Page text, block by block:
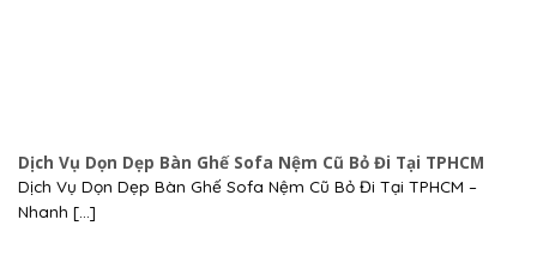
Dịch Vụ Dọn Dẹp Bàn Ghế Sofa Nệm Cũ Bỏ Đi Tại TPHCM
Dịch Vụ Dọn Dẹp Bàn Ghế Sofa Nệm Cũ Bỏ Đi Tại TPHCM –
Nhanh [...]